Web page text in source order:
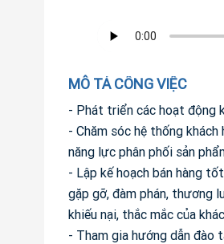
MÔ TẢ CÔNG VIỆC
- Phát triển các hoạt động
- Chăm sóc hệ thống
năng lực phân phối sản
- Lập kế hoạch bán hàng
gặp gỡ, đàm phán, thương
khiếu nại, thắc mắc của
- Tham gia hướng dẫn đào